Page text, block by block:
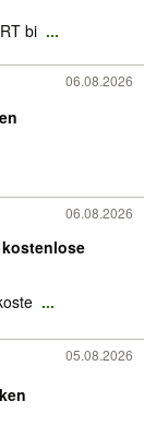
bi ...
06.08.2026
06.08.2026
...
05.08.2026